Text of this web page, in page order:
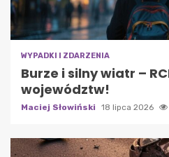
WYPADKI I ZDARZENIA
Burze i silny wiatr –
województw!
Maciej Słowiński 18 lipca 2026